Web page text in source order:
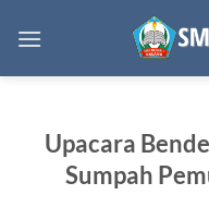
Upacara
Sumpah